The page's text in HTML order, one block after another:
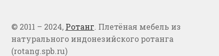
© 2011 – 2024, Ротанг. Плетёная мебель из
натурального индонезийского ротанга
(rotang.spb.ru)